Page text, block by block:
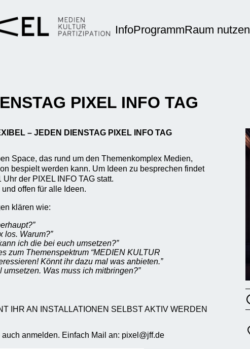
InfoProgrammRaum nutzen
PIXEL INFO TAG
– JEDEN DIENSTAG PIXEL INFO TAG
Space, das rund um den Themenkomplex Medien,
bespielt werden kann. Um Ideen zu besprechen findet
der PIXEL INFO TAG statt.
offen für alle Ideen.
klären wie:
los. Warum?”
ich die bei euch umsetzen?”
zum Themenspektrum “MEDIEN KULTUR
Könnt ihr dazu mal was anbieten.”
umsetzen. Was muss ich mitbringen?”
IHR AN INSTALLATIONEN SELBST AKTIV WERDEN
anmelden. Einfach Mail an: pixel@jff.de